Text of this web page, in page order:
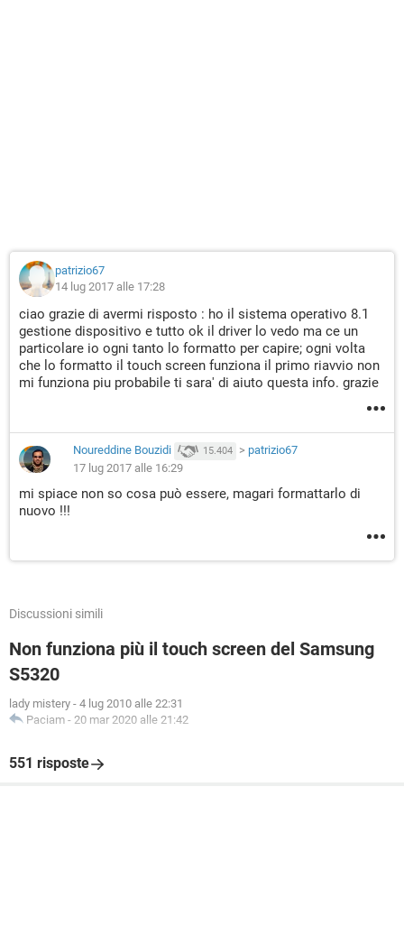
patrizio67
14 lug 2017 alle 17:28
ciao grazie di avermi risposto : ho il sistema operativo 8.1
gestione dispositivo e tutto ok il driver lo vedo ma ce un
particolare io ogni tanto lo formatto per capire; ogni volta
che lo formatto il touch screen funziona il primo riavvio non
mi funziona piu probabile ti sara' di aiuto questa info. grazie
Noureddine Bouzidi 15.404 > patrizio67
17 lug 2017 alle 16:29
mi spiace non so cosa può essere, magari formattarlo di
nuovo !!!
Discussioni simili
Non funziona più il touch screen del Samsung
S5320
lady mistery - 4 lug 2010 alle 22:31
Paciam - 20 mar 2020 alle 21:42
551 risposte